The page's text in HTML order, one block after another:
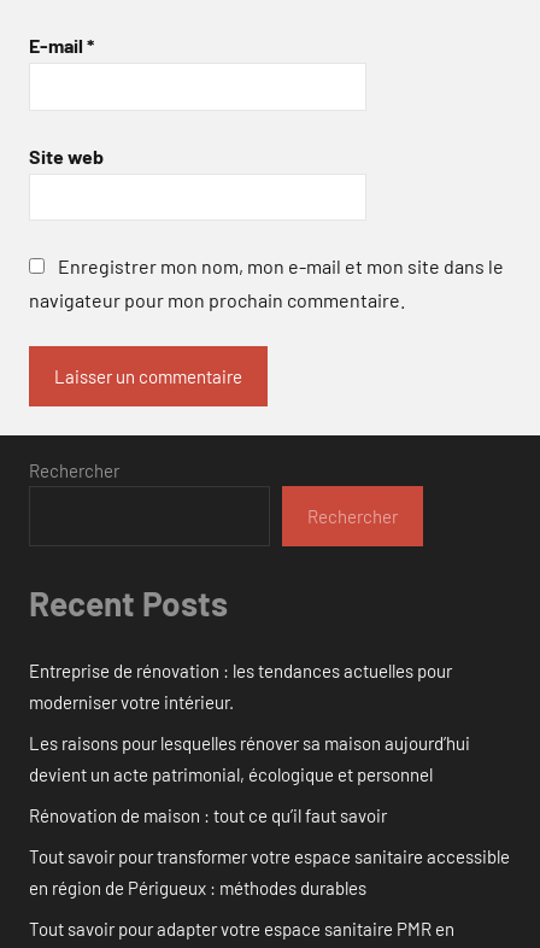
E-mail *
Site web
Enregistrer mon nom, mon e-mail et mon site dans le
navigateur pour mon prochain commentaire.
Rechercher
Rechercher
Recent Posts
Entreprise de rénovation : les tendances actuelles pour
moderniser votre intérieur.
Les raisons pour lesquelles rénover sa maison aujourd’hui
devient un acte patrimonial, écologique et personnel
Rénovation de maison : tout ce qu’il faut savoir
Tout savoir pour transformer votre espace sanitaire accessible
en région de Périgueux : méthodes durables
Tout savoir pour adapter votre espace sanitaire PMR en